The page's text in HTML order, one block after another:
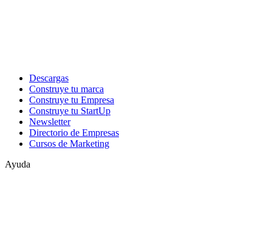
Descargas
Construye tu marca
Construye tu Empresa
Construye tu StartUp
Newsletter
Directorio de Empresas
Cursos de Marketing
Ayuda